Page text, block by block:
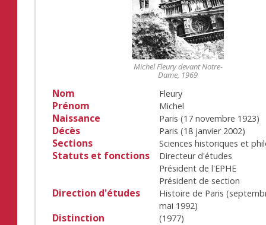
Michel Fleury devant Notre-
Dame, 1969
Nom Fleury
Prénom Michel
Naissance Paris (17 novembre 1923)
Décès Paris (18 janvier 2002)
Sections Sciences historiques et
Statuts et fonctions
Directeur d'études
Président de l'EPHE
Président de section
Direction d'études Histoire de Paris (
mai 1992)
Distinction (1977)